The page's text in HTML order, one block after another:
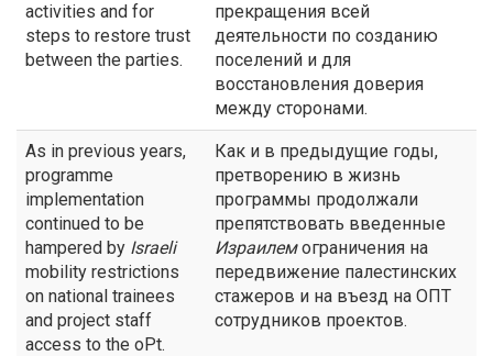
activities and for
steps to restore trust
between the parties.
прекращения всей
деятельности по созданию
поселений и для
восстановления доверия
между сторонами.
As in previous years,
programme
implementation
continued to be
hampered by Israeli
mobility restrictions
on national trainees
and project staff
access to the oPt.
Как и в предыдущие годы,
претворению в жизнь
программы продолжали
препятствовать введенные
Израилемограничения на
передвижение палестинских
стажеров и на въезд на ОПТ
сотрудников проектов.